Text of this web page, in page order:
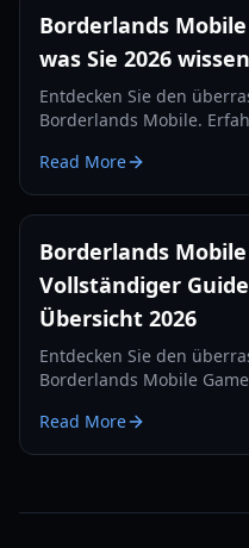
Borderlands
was Sie 2026
Entdecken Sie den
Borderlands Mobile.
iPhone für das beste
Read More
Borderlands Mobile
Vollständiger
Übersicht 2026
Entdecken Sie den
Borderlands Mobile
PC via Emulation spielen.
Read More